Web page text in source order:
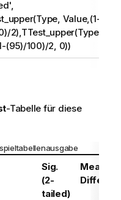
Value,(1-
2),TTest_upper(Type,
(95)/100)/2, 0))
-Tabelle für diese
Sig.
(2-
tailed)
Mean